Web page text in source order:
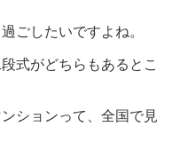
ごしたいですよね。
式がどちらもあるとこ
ションって、全国で見